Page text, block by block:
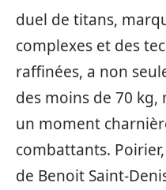
duel de titans,
complexes et des
raffinées, a non
des moins de 70 kg,
un moment
combattants.
de Benoit Saint-